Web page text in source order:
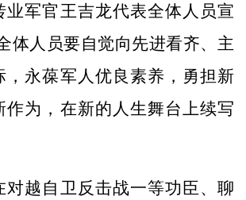
业军官王吉龙代表全体人员宣
体人员要自觉向先进看齐、主
，永葆军人优良素养，勇担新
作为，在新的人生舞台上续写
越自卫反击战一等功臣、聊